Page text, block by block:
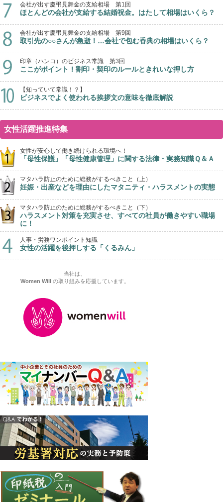
会社が出す慶弔見舞金の支給相場 第1回
ほとんどの会社が支給する結婚祝金。はたして相場はいくら？
会社が出す慶弔見舞金の支給相場 第9回
取引先の○○さんが急逝！…会社で包む香典の相場はいくら？
印章（ハンコ）のビジネス常識 第3回
ここがポイント！割印・契印のルールときれいな押し方
【知っていて常識！？】
ビジネスでよく使われる挨拶文の意味を徹底解説
女性活躍推進特集
女性が安心して働き続けられる環境へ！
「母性保護」「母性健康管理」に関する法律・実務知識Ｑ＆Ａ
マタハラ防止のために総務がするべきこと（上）
妊娠・出産などを理由にしたマタニティ・ハラスメントの実態
マタハラ防止のために総務がするべきこと（下）
ハラスメント対策を充実させ、すべての社員が働きやすい職場
に！
人事・労務ワンポイント知識
女性の活躍を後押しする「くるみん」
当社は、
Women Willの取り組みを応援しています。